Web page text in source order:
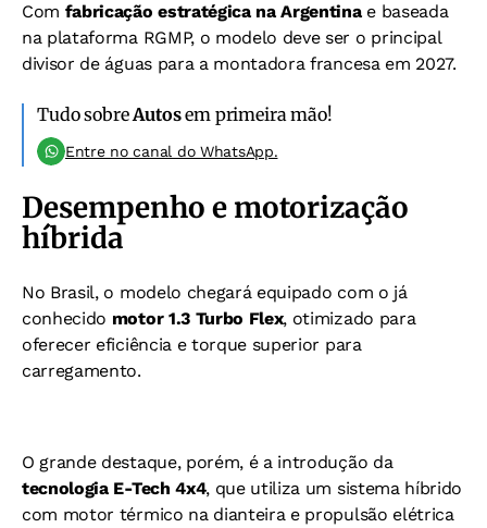
Com fabricação estratégica na Argentinae baseada
na plataforma RGMP, o modelo deve ser o principal
divisor de águas para a montadora francesa em 2027.
Tudo sobreAutosem primeira mão!
Entre no canal do WhatsApp.
Desempenho e motorização
híbrida
No Brasil, o modelo chegará equipado com o já
conhecido motor 1.3 Turbo Flex, otimizado para
oferecer eficiência e torque superior para
carregamento.
O grande destaque, porém, é a introdução da
tecnologia E-Tech 4x4, que utiliza um sistema híbrido
com motor térmico na dianteira e propulsão elétrica